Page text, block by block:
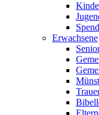
Erwachsene